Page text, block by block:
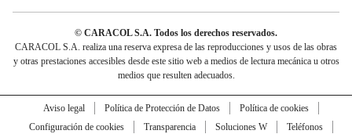
© CARACOL S.A. Todos los derechos reservados.
CARACOL S.A. realiza una reserva expresa de las reproducciones y usos de las obras
y otras prestaciones accesibles desde este sitio web a medios de lectura mecánica u otros
medios que resulten adecuados.
Aviso legal Política de Protección de Datos
Política de cookies
Configuración de cookies
Transparencia Soluciones W
Teléfonos